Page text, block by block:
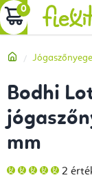
Ugrás
a
tartalomhoz
KOSÁR
Kezdőlap
Bodhi
mm
A
2